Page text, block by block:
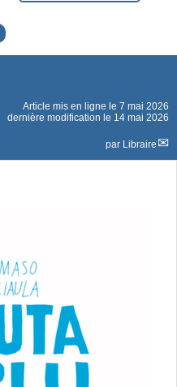
Article mis en ligne le 7 mai 2026
dernière modification le 14 mai 2026
par Libraire